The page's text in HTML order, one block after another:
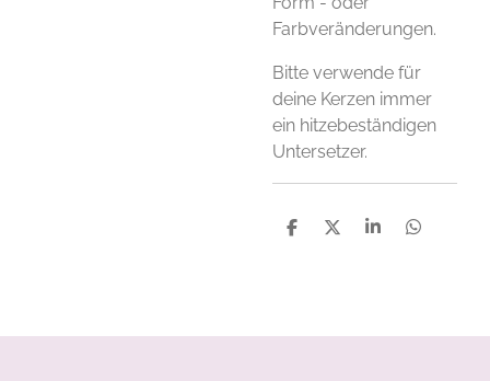
Farbveränderungen.
Bitte verwende für
deine Kerzen immer
ein hitzebeständigen
Untersetzer.
S
S
S
S